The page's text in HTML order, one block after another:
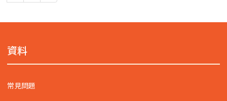
資料
常見問題